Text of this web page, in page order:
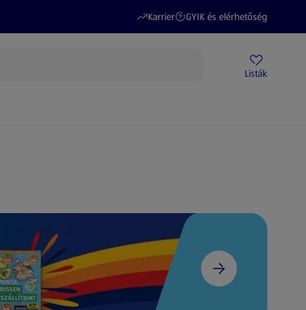
Karrier
(új oldalon nyílik meg)
GYIK és elérhetőség
(új oldalon nyílik meg)
Listák